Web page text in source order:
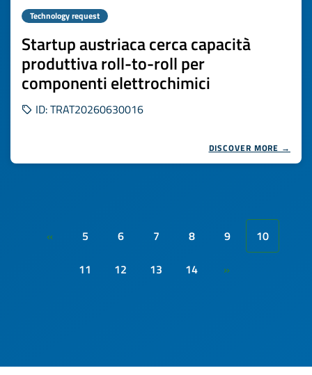
Technology request
Startup austriaca cerca capacità
produttiva roll-to-roll per
componenti elettrochimici
ID: TRAT20260630016
DISCOVER MORE →
« 5 6 7 8 9
10
11
12 13 14 »